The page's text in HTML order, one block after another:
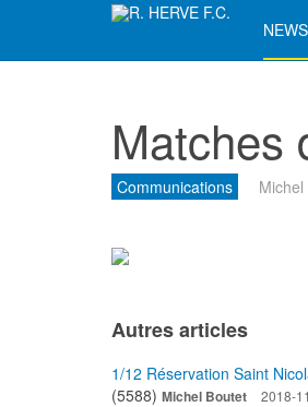
NEWS
Matches
Communications
Autres articles
1/12 Réservation Saint
(5588) Michel Boutet 2018-